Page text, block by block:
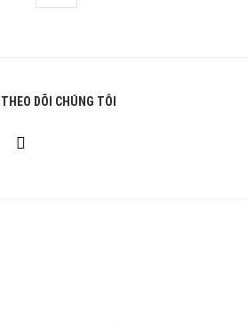
THEO DÕI CHÚNG TÔI